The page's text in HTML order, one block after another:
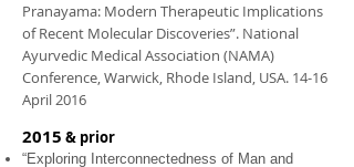
Pranayama: Modern Therapeutic Implications
of Recent Molecular Discoveries”. National
Ayurvedic Medical Association (NAMA)
Conference, Warwick, Rhode Island, USA. 14-16
April 2016
2015 & prior
“Exploring Interconnectedness of Man and